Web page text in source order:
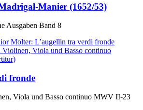
Manier (1652/53)
Ausgaben Band 8
fronde
Viola und Basso continuo MWV II-23